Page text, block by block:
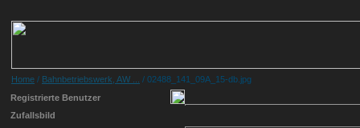
Home / Bahnbetriebswerk, AW ...
/ 02488_141_09A_15-db.jpg
Registrierte Benutzer
Zufallsbild